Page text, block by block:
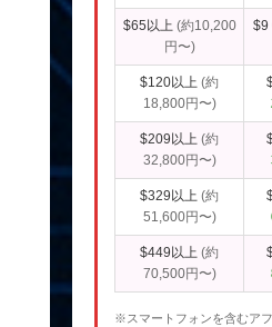
$65以上 (約10,200
円〜)
$9
$120以上 (約
18,800円〜)
$209以上 (約
32,800円〜)
$329以上 (約
51,600円〜)
$449以上 (約
70,500円〜)
※スマートフォンを含むア